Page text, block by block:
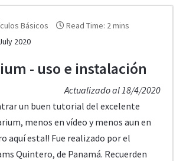
Básicos
Read Time: 2 mins
2020
- uso e instalación
Actualizado al 18/4/2020
un buen tutorial del excelente
menos en vídeo y menos aun en
aquí esta!! Fue realizado por el
Quintero, de Panamá. Recuerden